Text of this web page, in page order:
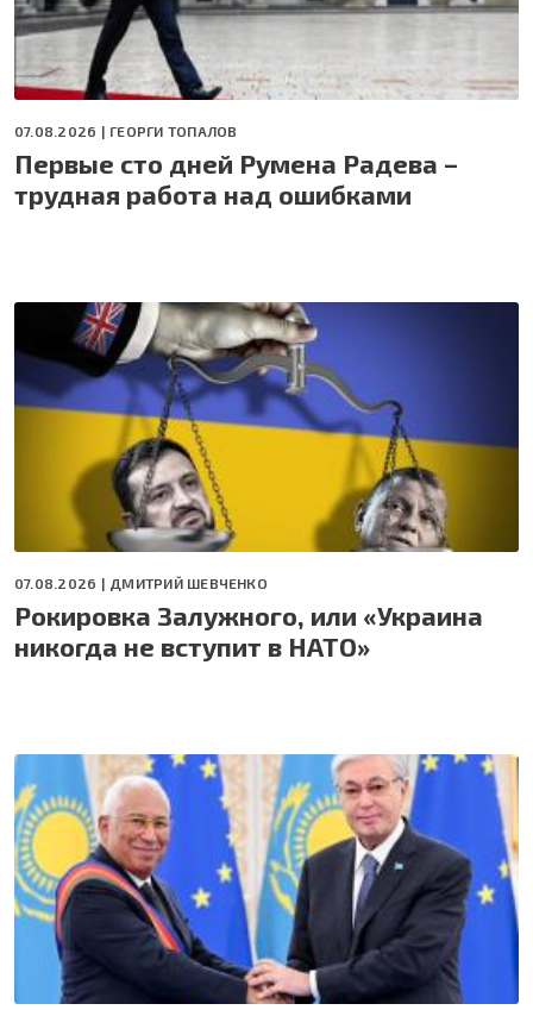
07.08.2026 | ГЕОРГИ ТОПАЛОВ
Первые сто дней Румена Радева –
трудная работа над ошибками
07.08.2026 | ДМИТРИЙ ШЕВЧЕНКО
Рокировка Залужного, или «Украина
никогда не вступит в НАТО»